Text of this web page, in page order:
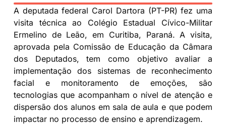
A deputada federal Carol Dartora (PT-PR) fez uma
visita técnica ao Colégio Estadual Cívico-Militar
Ermelino de Leão, em Curitiba, Paraná. A visita,
aprovada pela Comissão de Educação da Câmara
dos Deputados, tem como objetivo avaliar a
implementação dos sistemas de reconhecimento
facial e monitoramento de emoções, são
tecnologias que acompanham o nível de atenção e
dispersão dos alunos em sala de aula e que podem
impactar no processo de ensino e aprendizagem.